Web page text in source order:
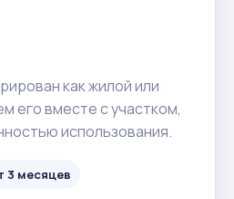
как жилой или
его вместе с участком,
использования.
3 месяцев